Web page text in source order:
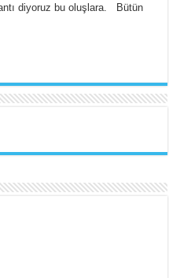
diyoruz bu oluşlara. Bütün